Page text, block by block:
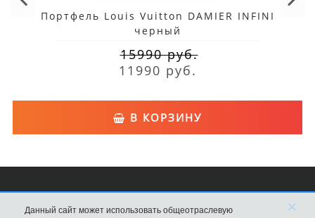
Портфель Louis Vuitton DAMIER INFINI
черный
15990 руб.
11990 руб.
В КОРЗИНУ
Сумки Louis Vuitton
Данный сайт может использовать общеотраслевую ×